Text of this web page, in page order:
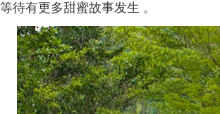
待有更多甜蜜故事发生 。